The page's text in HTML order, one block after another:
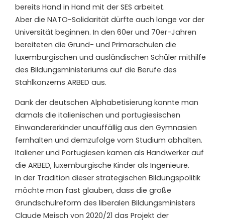
bereits Hand in Hand mit der SES arbeitet.
Aber die NATO-Solidarität dürfte auch lange vor der
Universität beginnen. In den 60er und 70er-Jahren
bereiteten die Grund- und Primarschulen die
luxemburgischen und ausländischen Schüler mithilfe
des Bildungsministeriums auf die Berufe des
Stahlkonzerns ARBED aus.
Dank der deutschen Alphabetisierung konnte man
damals die italienischen und portugiesischen
Einwandererkinder unauffällig aus den Gymnasien
fernhalten und demzufolge vom Studium abhalten.
Italiener und Portugiesen kamen als Handwerker auf
die ARBED, luxemburgische Kinder als Ingenieure.
In der Tradition dieser strategischen Bildungspolitik
möchte man fast glauben, dass die große
Grundschulreform des liberalen Bildungsministers
Claude Meisch von 2020/21 das Projekt der